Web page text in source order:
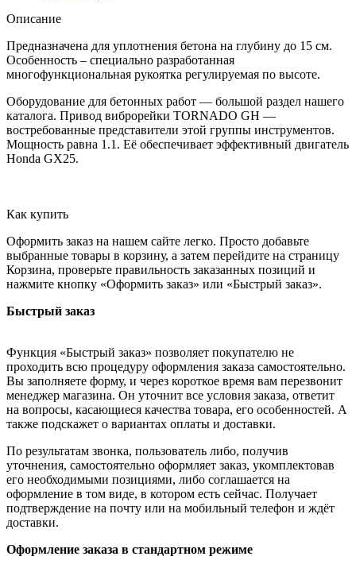
Описание
Предназначена для уплотнения бетона на глубину до 15 см.
Особенность – специально разработанная
многофункциональная рукоятка регулируемая по высоте.
Оборудование для бетонных работ — большой раздел нашего
каталога. Привод виброрейки TORNADO GH —
востребованные представители этой группы инструментов.
Мощность равна 1.1. Её обеспечивает эффективный двигатель
Honda GX25.
Как купить
Оформить заказ на нашем сайте легко. Просто добавьте
выбранные товары в корзину, а затем перейдите на страницу
Корзина, проверьте правильность заказанных позиций и
нажмите кнопку «Оформить заказ» или «Быстрый заказ».
Быстрый заказ
Функция «Быстрый заказ» позволяет покупателю не
проходить всю процедуру оформления заказа самостоятельно.
Вы заполняете форму, и через короткое время вам перезвонит
менеджер магазина. Он уточнит все условия заказа, ответит
на вопросы, касающиеся качества товара, его особенностей. А
также подскажет о вариантах оплаты и доставки.
По результатам звонка, пользователь либо, получив
уточнения, самостоятельно оформляет заказ, укомплектовав
его необходимыми позициями, либо соглашается на
оформление в том виде, в котором есть сейчас. Получает
подтверждение на почту или на мобильный телефон и ждёт
доставки.
Оформление заказа в стандартном режиме